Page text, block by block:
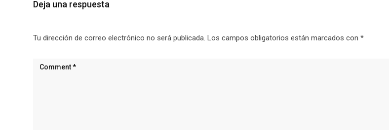
Deja una respuesta
Tu dirección de correo electrónico no será publicada. Los campos obligatorios están marcados con *